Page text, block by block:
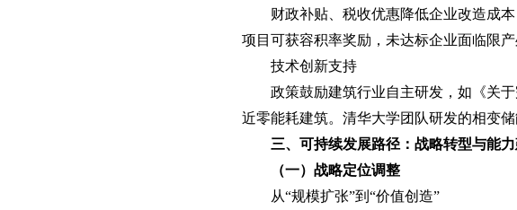
财政补贴、税收优惠降低企业改造成
项目可获容积率奖励，未达标企业面临限产
技术创新支持
政策鼓励建筑行业自主研发，如《关
近零能耗建筑。清华大学团队研发的相变
三、可持续发展路径：战略转型与能
（一）战略定位调整
从“规模扩张”到“价值创造”